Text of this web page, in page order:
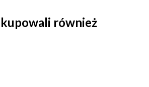
również